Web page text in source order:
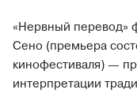
«Нервный перевод»
Сено (премьера
кинофестиваля) —
интерпретации